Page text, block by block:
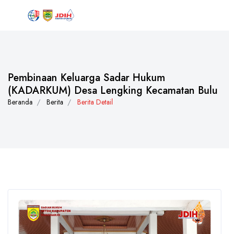
Pembinaan Keluarga Sadar Hukum
(KADARKUM) Desa Lengking Kecamatan Bulu
Beranda Berita Berita Detail